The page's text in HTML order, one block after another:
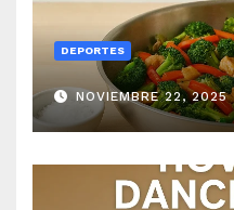
DEPORTES
NOVIEMBRE 22, 2025